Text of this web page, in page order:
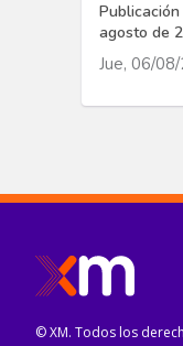
agosto de
Jue, 06/
© XM. Todos los